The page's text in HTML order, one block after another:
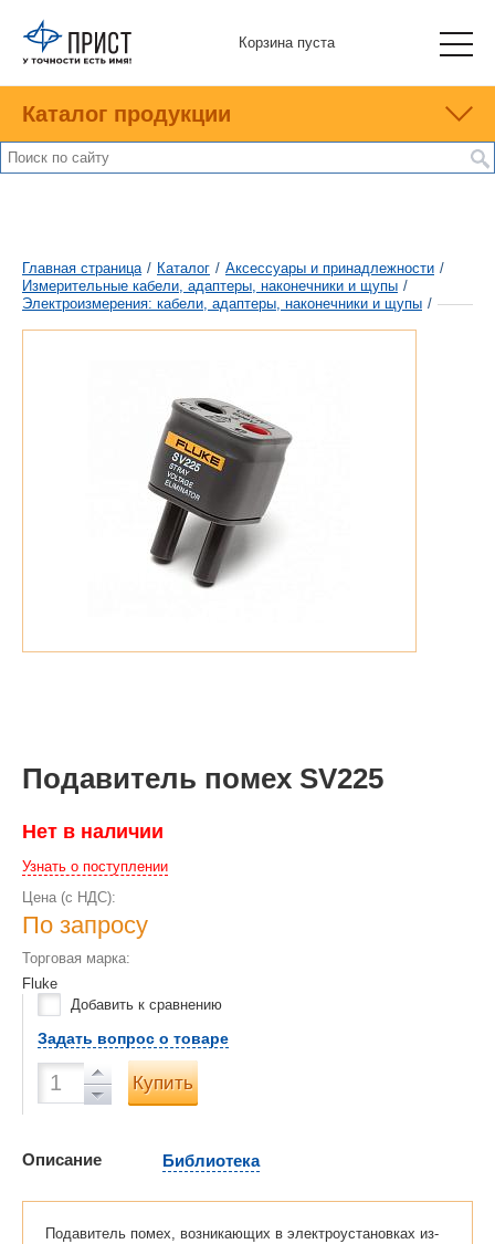
Корзина пуста
Каталог продукции
Главная страница / Каталог / Аксессуары и принадлежности /
Измерительные кабели, адаптеры, наконечники и щупы /
Электроизмерения: кабели, адаптеры, наконечники и щупы /
Подавитель помех SV225
Нет в наличии
Узнать о поступлении
Цена (с НДС):
По запросу
Торговая марка:
Fluke
Добавить к сравнению
Задать вопрос о товаре
Купить
Описание Библиотека
Подавитель помех, возникающих в электроустановках из-